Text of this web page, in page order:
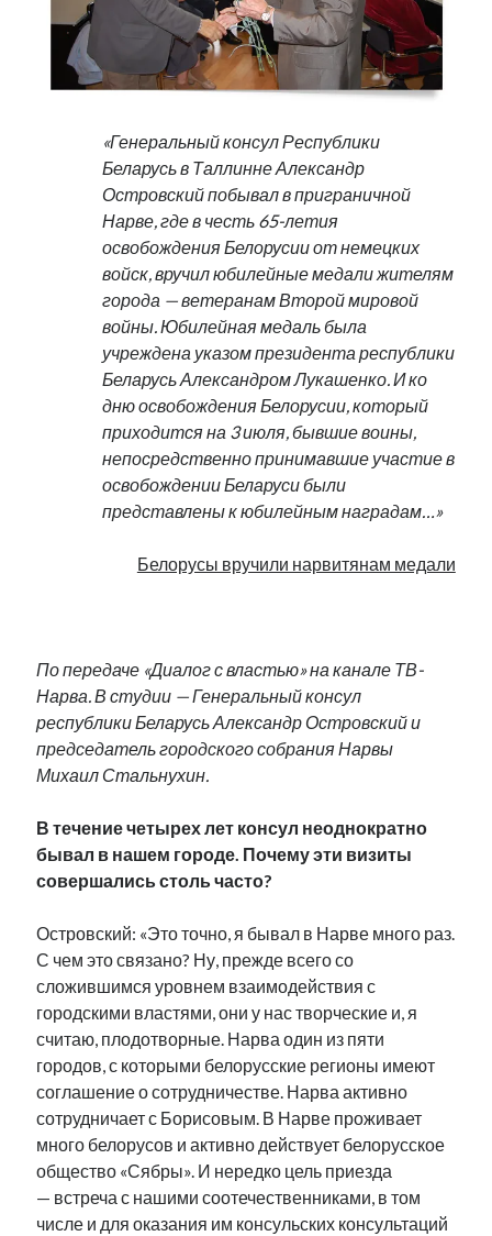
«Генеральный консул Республики
Беларусь в Таллинне Александр
Островский побывал в приграничной
Нарве, где в честь 65-летия
освобождения Белорусии от немецких
войск, вручил юбилейные медали жителям
города — ветеранам Второй мировой
войны. Юбилейная медаль была
учреждена указом президента республики
Беларусь Александром Лукашенко. И ко
дню освобождения Белорусии, который
приходится на 3 июля, бывшие воины,
непосредственно принимавшие участие в
освобождении Беларуси были
представлены к юбилейным наградам…»
Белорусы вручили нарвитянам медали
По передаче «Диалог с властью» на канале ТВ-
Нарва. В студии — Генеральный консул
республики Беларусь Александр Островский и
председатель городского собрания Нарвы
Михаил Стальнухин.
В течение четырех лет консул неоднократно
бывал в нашем городе. Почему эти визиты
совершались столь часто?
Островский: «Это точно, я бывал в Нарве много раз.
С чем это связано? Ну, прежде всего со
сложившимся уровнем взаимодействия с
городскими властями, они у нас творческие и, я
считаю, плодотворные. Нарва один из пяти
городов, с которыми белорусские регионы имеют
соглашение о сотрудничестве. Нарва активно
сотрудничает с Борисовым. В Нарве проживает
много белорусов и активно действует белорусское
общество «Сябры». И нередко цель приезда
— встреча с нашими соотечественниками, в том
числе и для оказания им консульских консультаций